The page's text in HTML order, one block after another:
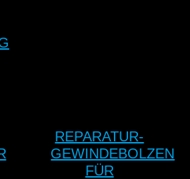
REPARATUR-
GEWINDEBOLZEN
FÜR